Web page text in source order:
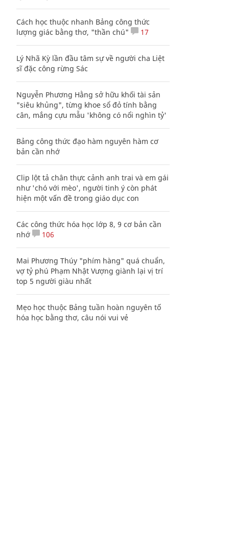
Cách học thuộc nhanh Bảng công thức
lượng giác bằng thơ, "thần chú"
17
Lý Nhã Kỳ lần đầu tâm sự về người cha Liệt
sĩ đặc công rừng Sác
Nguyễn Phương Hằng sở hữu khối tài sản
"siêu khủng", từng khoe sổ đỏ tính bằng
cân, mắng cựu mẫu 'không có nổi nghìn tỷ'
Bảng công thức đạo hàm nguyên hàm cơ
bản cần nhớ
Clip lột tả chân thực cảnh anh trai và em gái
như 'chó với mèo', người tinh ý còn phát
hiện một vấn đề trong giáo dục con
Các công thức hóa học lớp 8, 9 cơ bản cần
nhớ
106
Mai Phương Thúy "phím hàng" quá chuẩn,
vợ tỷ phú Phạm Nhật Vượng giành lại vị trí
top 5 người giàu nhất
Mẹo học thuộc Bảng tuần hoàn nguyên tố
hóa học bằng thơ, câu nói vui vẻ